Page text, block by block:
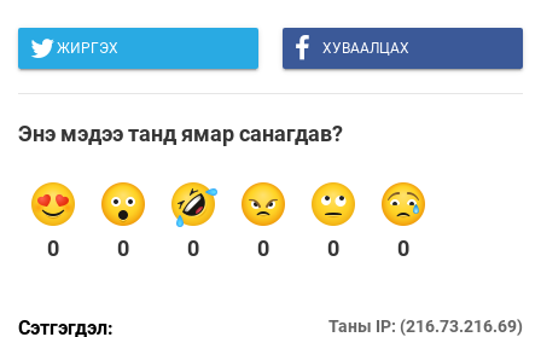
ЖИРГЭХ ХУВААЛЦАХ
Энэ мэдээ танд ямар санагдав?
0 0 0 0 0 0
Сэтгэгдэл: Таны IP: (216.73.216.69)